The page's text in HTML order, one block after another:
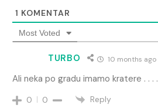
1 KOMENTAR
Most Voted
TURBO 10 months ago
Ali neka po gradu imamo kratere . . . .
0 0 Reply